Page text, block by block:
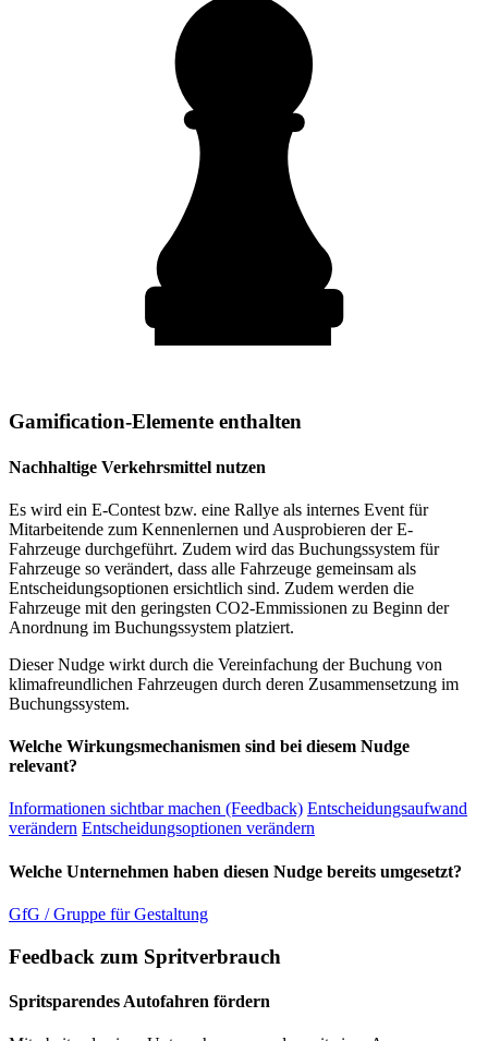
Gamification-Elemente enthalten
Nachhaltige Verkehrsmittel nutzen
Es wird ein E-Contest bzw. eine Rallye als internes Event für
Mitarbeitende zum Kennenlernen und Ausprobieren der E-
Fahrzeuge durchgeführt. Zudem wird das Buchungssystem für
Fahrzeuge so verändert, dass alle Fahrzeuge gemeinsam als
Entscheidungsoptionen ersichtlich sind. Zudem werden die
Fahrzeuge mit den geringsten CO2-Emmissionen zu Beginn der
Anordnung im Buchungssystem platziert.
Dieser Nudge wirkt durch die Vereinfachung der Buchung von
klimafreundlichen Fahrzeugen durch deren Zusammensetzung im
Buchungssystem.
Welche Wirkungsmechanismen sind bei diesem Nudge
relevant?
Informationen sichtbar machen (Feedback) Entscheidungsaufwand
verändern Entscheidungsoptionen verändern
Welche Unternehmen haben diesen Nudge bereits umgesetzt?
GfG / Gruppe für Gestaltung
Feedback zum Spritverbrauch
Spritsparendes Autofahren fördern